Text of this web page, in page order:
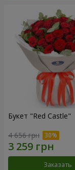
Букет "Red Castle"
4 656 грн
Заказать